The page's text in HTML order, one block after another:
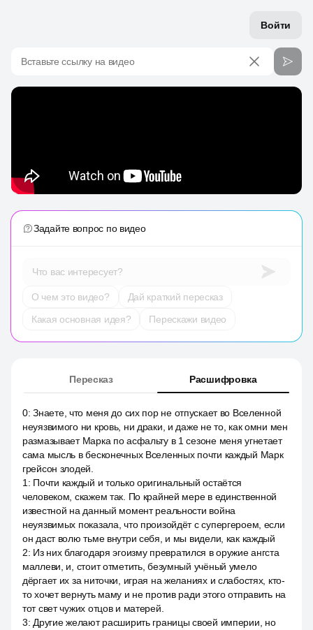
Войти
Вставьте ссылку на видео
Задайте вопрос по видео
Что вас интересует?
О чем это видео?
Дай краткий пересказ
Какая основная идея?
Перескажи видео
Пересказ Расшифровка
0:Знаете, что меня до сих пор не отпускает во Вселенной
неуязвимого ни кровь, ни драки, и даже не то, как омни мен
размазывает Марка по асфальту в 1 сезоне меня угнетает
сама мысль в бесконечных Вселенных почти каждый Марк
грейсон злодей.
1 : Почти каждый и только оригинальный остаётся
человеком, скажем так. По крайней мере в единственной
известной на данный момент реальности война
неуязвимых показала, что произойдёт с супергероем, если
он даст волю тьме внутри себя, и мы видели, как каждый
2: Из них благодаря эгоизму превратился в оружие ангста
маллеви, и, стоит отметить, безумный учёный умело
дёргает их за ниточки, играя на желаниях и слабостях, кто-
то хочет вернуть маму и не против ради этого отправить на
тот свет чужих отцов и матерей.
3: Другие желают расширить границы своей империи, но